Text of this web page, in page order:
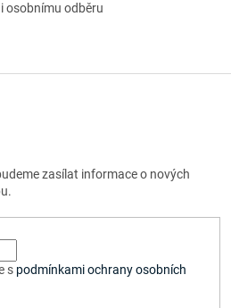
osobnímu odběru
zasílat informace o nových
s podmínkami ochrany osobních